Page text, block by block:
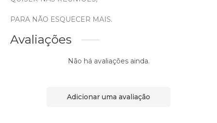
PARA NÃO ESQUECER MAIS.
Avaliações
Não há avaliações ainda.
Adicionar uma avaliação